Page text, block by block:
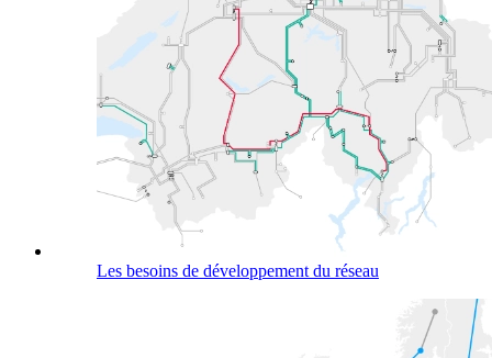
Les besoins de développement du réseau